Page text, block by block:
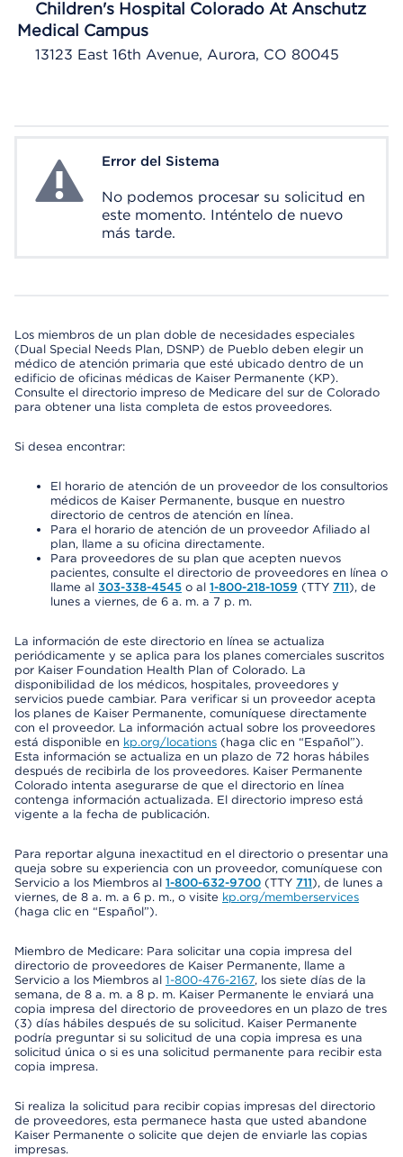
Children's Hospital Colorado At Anschutz
Medical Campus
13123 East 16th Avenue, Aurora, CO 80045
System ErrorError del Sistema
No podemos procesar su solicitud en
este momento. Inténtelo de nuevo
más tarde.
Los miembros de un plan doble de necesidades especiales
(Dual Special Needs Plan, DSNP) de Pueblo deben elegir un
médico de atención primaria que esté ubicado dentro de un
edificio de oficinas médicas de Kaiser Permanente (KP).
Consulte el directorio impreso de Medicare del sur de Colorado
para obtener una lista completa de estos proveedores.
Si desea encontrar:
El horario de atención de un proveedor de los consultorios
médicos de Kaiser Permanente, busque en nuestro
directorio de centros de atención en línea.
Para el horario de atención de un proveedor Afiliado al
plan, llame a su oficina directamente.
Para proveedores de su plan que acepten nuevos
pacientes, consulte el directorio de proveedores en línea o
llame al 303-338-4545 o al 1-800-218-1059 (TTY 711), de
lunes a viernes, de 6 a. m. a 7 p. m.
La información de este directorio en línea se actualiza
periódicamente y se aplica para los planes comerciales suscritos
por Kaiser Foundation Health Plan of Colorado. La
disponibilidad de los médicos, hospitales, proveedores y
servicios puede cambiar. Para verificar si un proveedor acepta
los planes de Kaiser Permanente, comuníquese directamente
con el proveedor. La información actual sobre los proveedores
está disponible en kp.org/locations (haga clic en “Español”).
Esta información se actualiza en un plazo de 72 horas hábiles
después de recibirla de los proveedores. Kaiser Permanente
Colorado intenta asegurarse de que el directorio en línea
contenga información actualizada. El directorio impreso está
vigente a la fecha de publicación.
Para reportar alguna inexactitud en el directorio o presentar una
queja sobre su experiencia con un proveedor, comuníquese con
Servicio a los Miembros al 1-800-632-9700 (TTY 711), de lunes a
viernes, de 8 a. m. a 6 p. m., o visite kp.org/memberservices
(haga clic en “Español”).
Miembro de Medicare: Para solicitar una copia impresa del
directorio de proveedores de Kaiser Permanente, llame a
Servicio a los Miembros al 1-800-476-2167, los siete días de la
semana, de 8 a. m. a 8 p. m. Kaiser Permanente le enviará una
copia impresa del directorio de proveedores en un plazo de tres
(3) días hábiles después de su solicitud. Kaiser Permanente
podría preguntar si su solicitud de una copia impresa es una
solicitud única o si es una solicitud permanente para recibir esta
copia impresa.
Si realiza la solicitud para recibir copias impresas del directorio
de proveedores, esta permanece hasta que usted abandone
Kaiser Permanente o solicite que dejen de enviarle las copias
impresas.